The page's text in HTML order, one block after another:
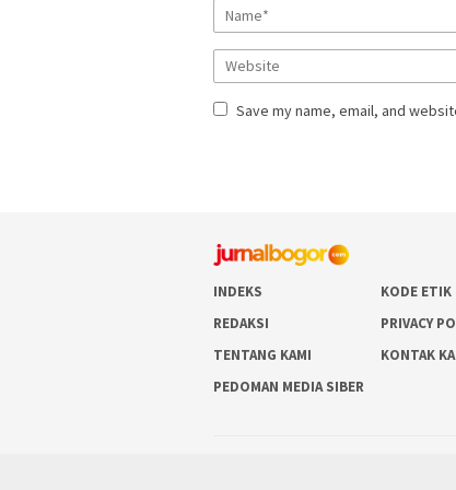
Save my name, email, and
INDEKS KODE ETIK
REDAKSI
PRIVACY
TENTANG KAMI
KONTAK
PEDOMAN MEDIA SIBER